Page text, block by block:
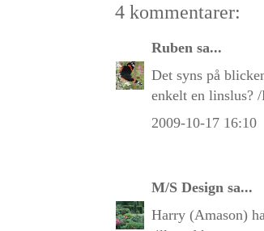
4 kommentarer:
Ruben sa...
Det syns på
enkelt en linslus? /
2009-10-17 16:10
M/S Design sa...
Harry (Amason)